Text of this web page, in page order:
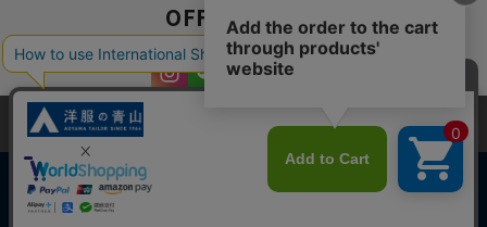
OFFICIAL SNS
当サイトでは、快適な閲覧体験とコンテンツ改善のためにCookieを使用
しています。閲覧を続けることで、Cookieの使用に同意したものとみな
します。詳細については